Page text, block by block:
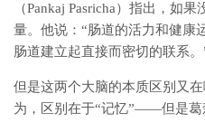
（Pankaj Pasricha）指出，如
量。他说：“肠道的活力和健康
肠道建立起直接而密切的联系。
但是这两个大脑的本质区别又
为，区别在于“记忆”——但是葛